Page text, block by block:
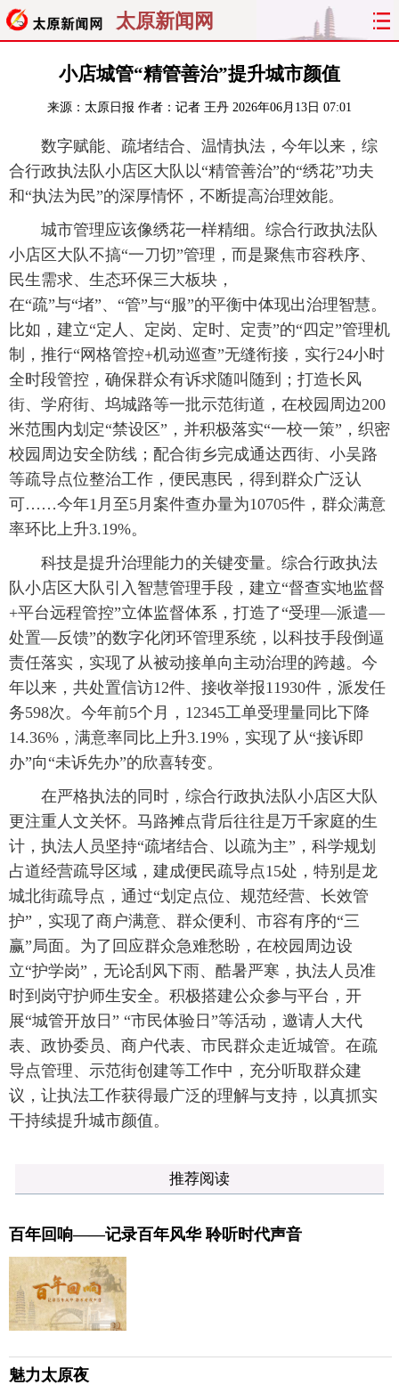
太原新闻网
首页 聚焦 太原 山西
经济 关注 文明 出行
纵横 曝光 综合 专题
旅游 理财 政务
看天下 晋月读 最太原 网罗民生
太原日报 太原晚报
小店城管“精管善治”提升城市颜值
来源： 太原日报 作者：记者 王丹 2026年06月13日 07:01
数字赋能、疏堵结合、温情执法，今年以来，综
合行政执法队小店区大队以“精管善治”的“绣花”功夫
和“执法为民”的深厚情怀，不断提高治理效能。
城市管理应该像绣花一样精细。综合行政执法队
小店区大队不搞“一刀切”管理，而是聚焦市容秩序、
民生需求、生态环保三大板块，
在“疏”与“堵”、“管”与“服”的平衡中体现出治理智慧。
比如，建立“定人、定岗、定时、定责”的“四定”管理机
制，推行“网格管控+机动巡查”无缝衔接，实行24小时
全时段管控，确保群众有诉求随叫随到；打造长风
街、学府街、坞城路等一批示范街道，在校园周边200
米范围内划定“禁设区”，并积极落实“一校一策”，织密
校园周边安全防线；配合街乡完成通达西街、小吴路
等疏导点位整治工作，便民惠民，得到群众广泛认
可……今年1月至5月案件查办量为10705件，群众满意
率环比上升3.19%。
科技是提升治理能力的关键变量。综合行政执法
队小店区大队引入智慧管理手段，建立“督查实地监督
+平台远程管控”立体监督体系，打造了“受理—派遣—
处置—反馈”的数字化闭环管理系统，以科技手段倒逼
责任落实，实现了从被动接单向主动治理的跨越。今
年以来，共处置信访12件、接收举报11930件，派发任
务598次。今年前5个月，12345工单受理量同比下降
14.36%，满意率同比上升3.19%，实现了从“接诉即
办”向“未诉先办”的欣喜转变。
在严格执法的同时，综合行政执法队小店区大队
更注重人文关怀。马路摊点背后往往是万千家庭的生
计，执法人员坚持“疏堵结合、以疏为主”，科学规划
占道经营疏导区域，建成便民疏导点15处，特别是龙
城北街疏导点，通过“划定点位、规范经营、长效管
护”，实现了商户满意、群众便利、市容有序的“三
赢”局面。为了回应群众急难愁盼，在校园周边设
立“护学岗”，无论刮风下雨、酷暑严寒，执法人员准
时到岗守护师生安全。积极搭建公众参与平台，开
展“城管开放日” “市民体验日”等活动，邀请人大代
表、政协委员、商户代表、市民群众走近城管。在疏
导点管理、示范街创建等工作中，充分听取群众建
议，让执法工作获得最广泛的理解与支持，以真抓实
干持续提升城市颜值。
推荐阅读
百年回响——记录百年风华 聆听时代声音
魅力太原夜